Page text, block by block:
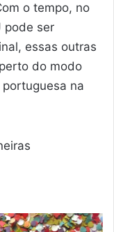
o tempo, no
pode ser
essas outras
do modo
na